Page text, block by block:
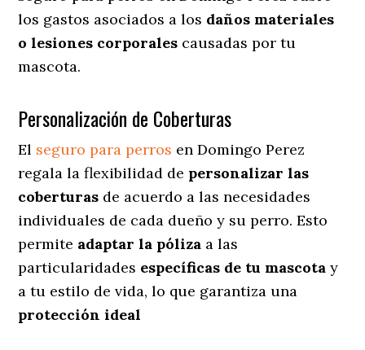
los gastos asociados a los daños materiales
o lesiones corporales causadas por tu
mascota.
Personalización de Coberturas
El seguro para perros en Domingo Perez
regala la flexibilidad de personalizar las
coberturas de acuerdo a las necesidades
individuales de cada dueño y su perro. Esto
permite adaptar la póliza a las
particularidades específicas de tu mascota y
a tu estilo de vida, lo que garantiza una
protección ideal